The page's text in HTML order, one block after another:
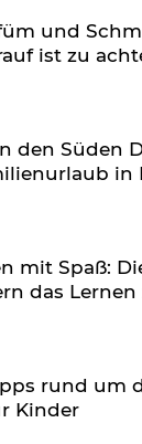
und
ist zu
den Süden
in
mit Spaß:
das
rund um
Kinder